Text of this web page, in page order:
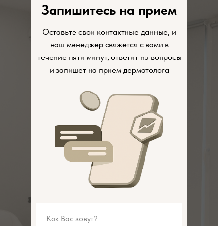
Запишитесь на прием
Оставьте свои контактные данные, и
наш менеджер свяжется с вами в
течение пяти минут, ответит на вопросы
и запишет на прием дерматолога